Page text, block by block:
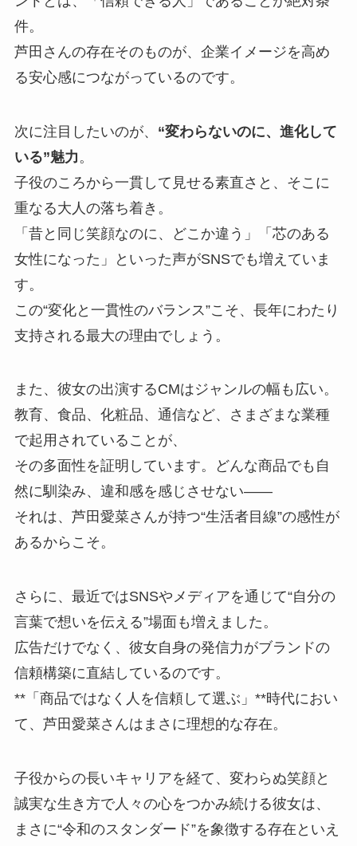
件。
芦田さんの存在そのものが、企業イメージを高め
る安心感につながっているのです。
次に注目したいのが、 “変わらないのに、進化して
いる”魅力 。
子役のころから一貫して見せる素直さと、そこに
重なる大人の落ち着き。
「昔と同じ笑顔なのに、どこか違う」「芯のある
女性になった」といった声がSNSでも増えていま
す。
この“変化と一貫性のバランス”こそ、長年にわたり
支持される最大の理由でしょう。
また、彼女の出演するCMはジャンルの幅も広い。
教育、食品、化粧品、通信など、さまざまな業種
で起用されていることが、
その多面性を証明しています。どんな商品でも自
然に馴染み、違和感を感じさせない——
それは、芦田愛菜さんが持つ“生活者目線”の感性が
あるからこそ。
さらに、最近ではSNSやメディアを通じて“自分の
言葉で想いを伝える”場面も増えました。
広告だけでなく、彼女自身の発信力がブランドの
信頼構築に直結しているのです。
**「商品ではなく人を信頼して選ぶ」**時代におい
て、芦田愛菜さんはまさに理想的な存在。
子役からの長いキャリアを経て、変わらぬ笑顔と
誠実な生き方で人々の心をつかみ続ける彼女は、
まさに“令和のスタンダード”を象徴する存在といえ